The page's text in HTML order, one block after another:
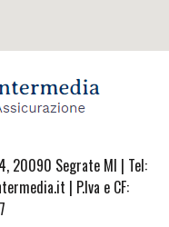
20090 Segrate MI | Tel:
| P.Iva e CF: